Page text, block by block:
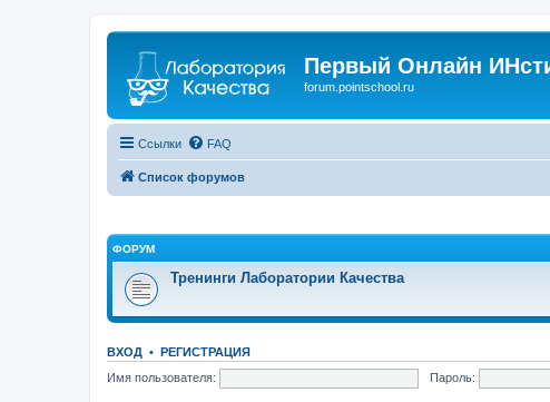
Первый Онлайн
forum.pointschool.ru
Ссылки FAQ
Список форумов
ФОРУМ
Тренинги Лаборатории Качества
ВХОД • РЕГИСТРАЦИЯ
Имя пользователя:
Пароль: